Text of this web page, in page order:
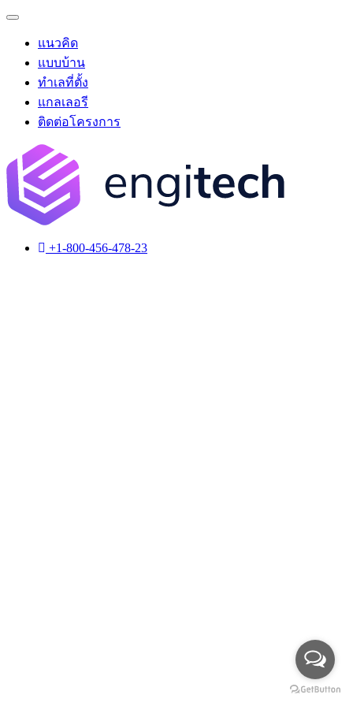
แนวคิด
แบบบ้าน
ทำเลที่ตั้ง
แกลเลอรี
ติดต่อโครงการ
+1-800-456-478-23